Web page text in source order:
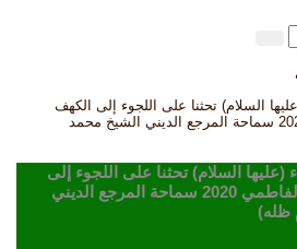
السلام) تحثنا على اللجوء إلى الكهف
المعنوي. الخطاب الفاطمي 2020 سماحة المرجع الديني الشيخ محمد
السلام) تحثنا على اللجوء إلى
الكهف المعنوي. الخطاب الفاطمي 2020 سماحة المرجع الديني
ظله)